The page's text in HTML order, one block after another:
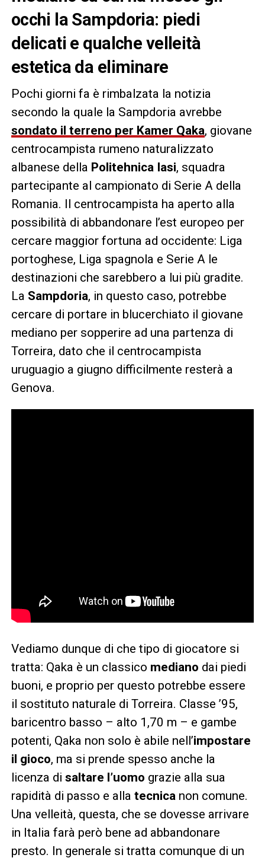
occhi la Sampdoria: piedi
delicati e qualche velleità
estetica da eliminare
Pochi giorni fa è rimbalzata la notizia
secondo la quale la Sampdoria avrebbe
sondato il terreno per Kamer Qaka, giovane
centrocampista rumeno naturalizzato
albanese della Politehnica Iasi, squadra
partecipante al campionato di Serie A della
Romania. Il centrocampista ha aperto alla
possibilità di abbandonare l’est europeo per
cercare maggior fortuna ad occidente: Liga
portoghese, Liga spagnola e Serie A le
destinazioni che sarebbero a lui più gradite.
La Sampdoria, in questo caso, potrebbe
cercare di portare in blucerchiato il giovane
mediano per sopperire ad una partenza di
Torreira, dato che il centrocampista
uruguagio a giugno difficilmente resterà a
Genova.
Vediamo dunque di che tipo di giocatore si
tratta: Qaka è un classico mediano dai piedi
buoni, e proprio per questo potrebbe essere
il sostituto naturale di Torreira. Classe ’95,
baricentro basso – alto 1,70 m – e gambe
potenti, Qaka non solo è abile nell’impostare
il gioco, ma si prende spesso anche la
licenza di saltare l’uomo grazie alla sua
rapidità di passo e alla tecnica non comune.
Una velleità, questa, che se dovesse arrivare
in Italia farà però bene ad abbandonare
presto. In generale si tratta comunque di un